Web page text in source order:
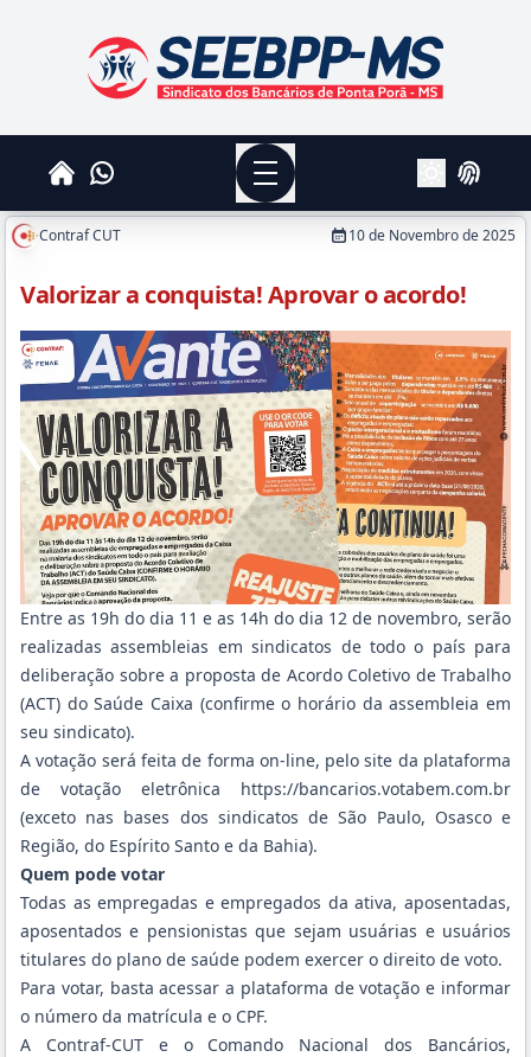
SEEBPPMS - Sindicato dos Bancários de Ponta
HomeWhatsapp
Menu
AlterarLogin
Contraf CUT 10 de Novembro de 2025
Valorizar a conquista! Aprovar o acordo!
Entre as 19h do dia 11 e as 14h do dia 12 de novembro, serão
realizadas assembleias em sindicatos de todo o país para
deliberação sobre a proposta de Acordo Coletivo de Trabalho
(ACT) do Saúde Caixa (confirme o horário da assembleia em
seu sindicato).
A votação será feita de forma on-line, pelo site da plataforma
de votação eletrônica https://bancarios.votabem.com.br
(exceto nas bases dos sindicatos de São Paulo, Osasco e
Região, do Espírito Santo e da Bahia).
Quem pode votar
Todas as empregadas e empregados da ativa, aposentadas,
aposentados e pensionistas que sejam usuárias e usuários
titulares do plano de saúde podem exercer o direito de voto.
Para votar, basta acessar a plataforma de votação e informar
o número da matrícula e o CPF.
A Contraf-CUT e o Comando Nacional dos Bancários,